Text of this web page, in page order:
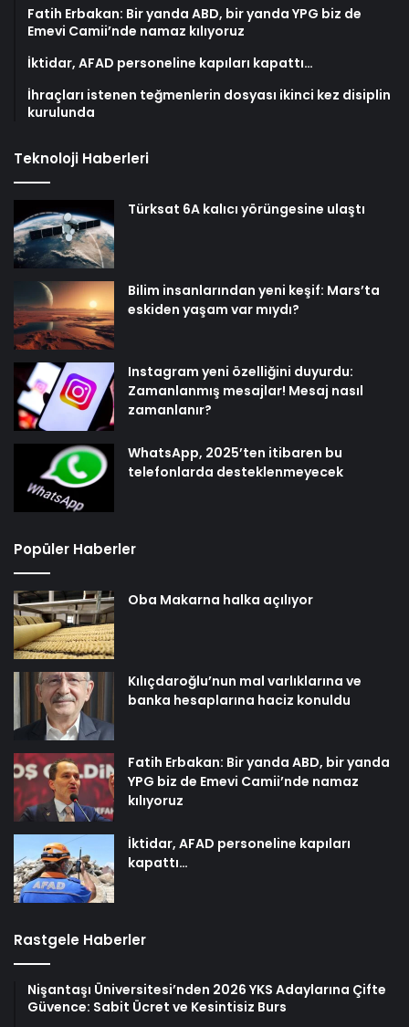
Fatih Erbakan: Bir yanda ABD, bir yanda YPG biz de
Emevi Camii’nde namaz kılıyoruz
İktidar, AFAD personeline kapıları kapattı…
İhraçları istenen teğmenlerin dosyası ikinci kez disiplin
kurulunda
Teknoloji Haberleri
Türksat 6A kalıcı yörüngesine ulaştı
Bilim insanlarından yeni keşif: Mars’ta
eskiden yaşam var mıydı?
Instagram yeni özelliğini duyurdu:
Zamanlanmış mesajlar! Mesaj nasıl
zamanlanır?
WhatsApp, 2025’ten itibaren bu
telefonlarda desteklenmeyecek
Popüler Haberler
Oba Makarna halka açılıyor
Kılıçdaroğlu’nun mal varlıklarına ve
banka hesaplarına haciz konuldu
Fatih Erbakan: Bir yanda ABD, bir yanda
YPG biz de Emevi Camii’nde namaz
kılıyoruz
İktidar, AFAD personeline kapıları
kapattı…
Rastgele Haberler
Nişantaşı Üniversitesi’nden 2026 YKS Adaylarına Çifte
Güvence: Sabit Ücret ve Kesintisiz Burs